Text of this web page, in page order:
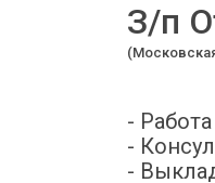
З/п
-
-
-